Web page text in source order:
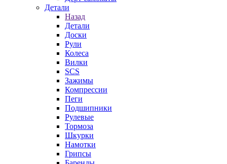
Детали
Назад
Детали
Доски
Рули
Колеса
Вилки
SCS
Зажимы
Компрессии
Пеги
Подшипники
Рулевые
Тормоза
Шкурки
Намотки
Грипсы